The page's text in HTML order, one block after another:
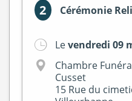
2 Cérémonie
Levendredi 09
Chambre
Cusset
15 Rue du